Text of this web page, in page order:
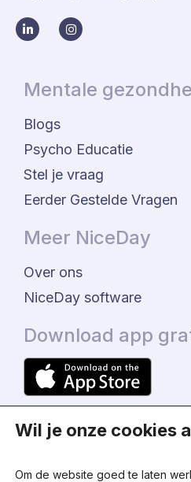
Mentale
Blogs
Psycho Educatie
Stel je vraag
Eerder Gestelde Vragen
Meer NiceDay
Over ons
NiceDay software
Download app
Wil je onze cookies
Om de website goed te laten